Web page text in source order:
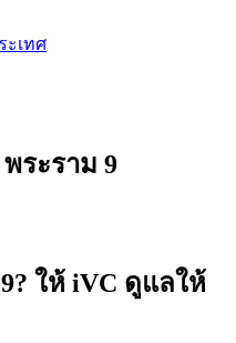
ะเทศ
ระราม 9
? ให้ iVC ดูแลให้